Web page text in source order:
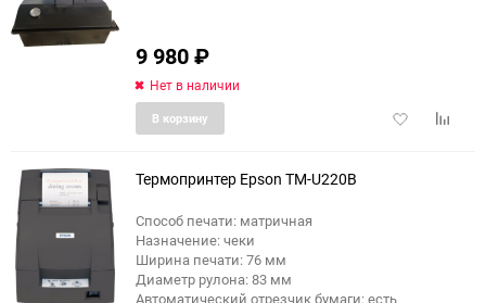
9 980₽
Нет в наличии
Добавить
В корзину
Термопринтер Epson TM-U220B
Способ печати: матричная
Назначение: чеки
Ширина печати: 76 мм
Диаметр рулона: 83 мм
Автоматический отрезчик бумаги: есть